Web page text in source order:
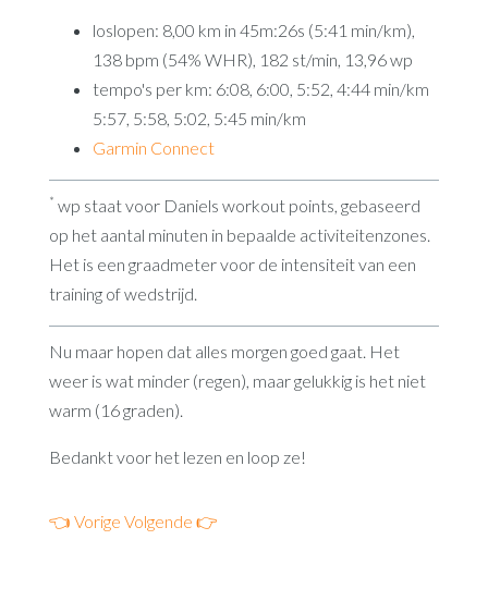
loslopen: 8,00 km in 45m:26s (5:41 min/km),
138 bpm (54% WHR), 182 st/min, 13,96 wp
tempo's per km: 6:08, 6:00, 5:52, 4:44 min/km
5:57, 5:58, 5:02, 5:45 min/km
Garmin Connect
* wp staat voor Daniels workout points, gebaseerd
op het aantal minuten in bepaalde activiteitenzones.
Het is een graadmeter voor de intensiteit van een
training of wedstrijd.
Nu maar hopen dat alles morgen goed gaat. Het
weer is wat minder (regen), maar gelukkig is het niet
warm (16 graden).
Bedankt voor het lezen en loop ze!
👈 Vorige Volgende 👉